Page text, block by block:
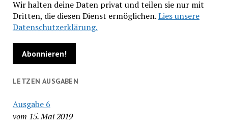
Wir halten deine Daten privat und teilen sie nur mit
Dritten, die diesen Dienst ermöglichen.Lies unsere
Datenschutzerklärung.
LETZEN AUSGABEN
Ausgabe 6
vom 15. Mai 2019